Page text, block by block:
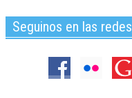
Seguinos en las redes